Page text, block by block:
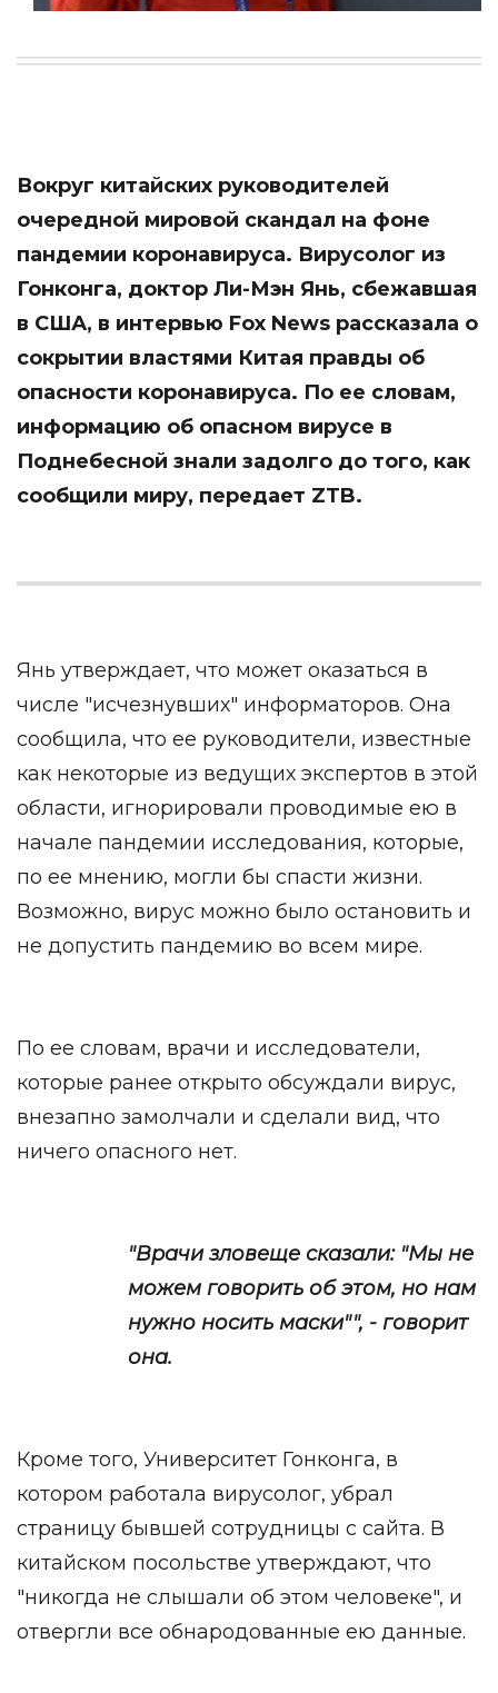
Вокруг китайских руководителей
очередной мировой скандал на фоне
пандемии коронавируса. Вирусолог из
Гонконга, доктор Ли-Мэн Янь, сбежавшая
в США, в интервью Fox News рассказала о
сокрытии властями Китая правды об
опасности коронавируса. По ее словам,
информацию об опасном вирусе в
Поднебесной знали задолго до того, как
сообщили миру, передает ZTB.
Янь утверждает, что может оказаться в
числе "исчезнувших" информаторов. Она
сообщила, что ее руководители, известные
как некоторые из ведущих экспертов в этой
области, игнорировали проводимые ею в
начале пандемии исследования, которые,
по ее мнению, могли бы спасти жизни.
Возможно, вирус можно было остановить и
не допустить пандемию во всем мире.
По ее словам, врачи и исследователи,
которые ранее открыто обсуждали вирус,
внезапно замолчали и сделали вид, что
ничего опасного нет.
"Врачи зловеще сказали: "Мы не
можем говорить об этом, но нам
нужно носить маски"", - говорит
она.
Кроме того, Университет Гонконга, в
котором работала вирусолог, убрал
страницу бывшей сотрудницы с сайта. В
китайском посольстве утверждают, что
"никогда не слышали об этом человеке", и
отвергли все обнародованные ею данные.